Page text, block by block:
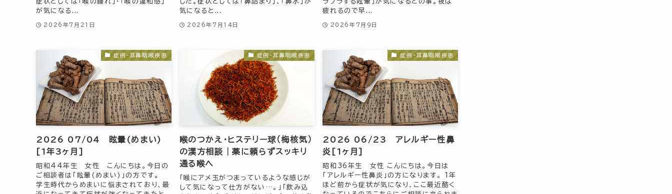
が気になる...
2026年7月21日
気になると...
2026年7月14日
疲れるので早...
2026年7月9日
症例-耳鼻咽喉疾患
2026 07/04 眩暈(めまい)
[1年3ヶ月]
昭和44年生 女性 こんにちは。今日の
ご相談者は「眩暈(めまい)」の方です。
学生時代からめまいに悩まされており、最
症例-耳鼻咽喉疾患
喉のつかえ・ヒステリー球（梅核気）
の漢方相談｜薬に頼らずスッキリ
通る喉へ
「喉にアメ玉がつまっているような感じが
して気になって仕方がない…。」「飲み込
症例-耳鼻咽喉疾患
2026 06/23 アレルギー性鼻
炎[1ヶ月]
昭和36年生 女性 こんにちは。今日は
「アレルギー性鼻炎」の方になります。 1年
ほど前から症状が気になり、ここ最近酷く